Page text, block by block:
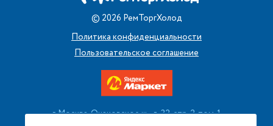
© 2026 РемТоргХолод
Политика конфиденциальности
Пользовательское соглашение
г. Москва, Очаковское ш., д. 32, стр. 2, пом. 1